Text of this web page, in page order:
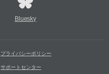
Bluesky
プライバシーポリシー
サポートセンター